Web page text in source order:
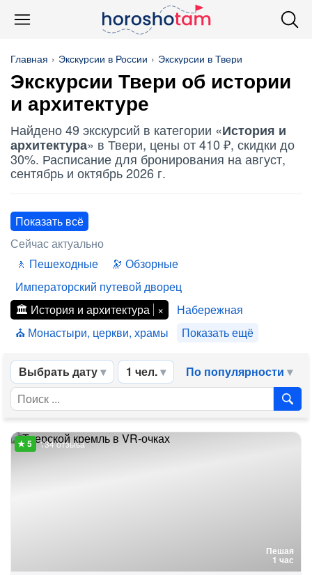
Главная Экскурсии в России Экскурсии в Твери
Экскурсии Твери об истории
и архитектуре
Найдено 49 экскурсий в категории «История и
архитектура» в Твери, цены от 410 ₽, скидки до
30%. Расписание для бронирования на август,
сентябрь и октябрь 2026 г.
Показать всё
Сейчас актуально
Пешеходные
Обзорные
Императорский путевой дворец
История и архитектура
Набережная
Монастыри, церкви, храмы
Показать ещё
Выбрать дату 1 чел. По популярности
Пешая
1 час
134 отзыва